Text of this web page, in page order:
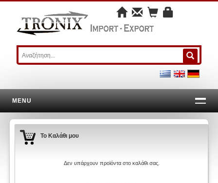
MENU
Το Καλάθι μου
Δεν υπάρχουν προϊόντα στο καλάθι σας.